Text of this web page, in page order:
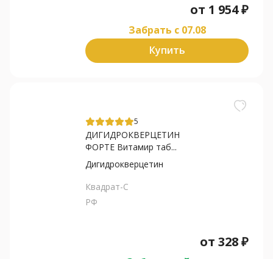
от 1 954₽
Забрать c 07.08
Купить
5
ДИГИДРОКВЕРЦЕТИН
ФОРТЕ Витамир таб...
Дигидрокверцетин
Квадрат-С
РФ
от 328₽